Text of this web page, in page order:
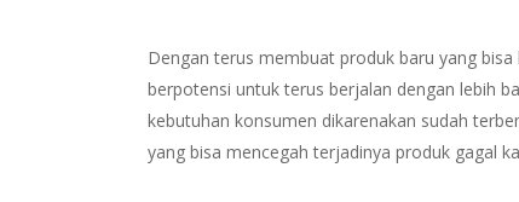
Dengan terus membuat produk baru yang
berpotensi untuk terus berjalan dengan lebih
kebutuhan konsumen dikarenakan sudah
yang bisa mencegah terjadinya produk gagal